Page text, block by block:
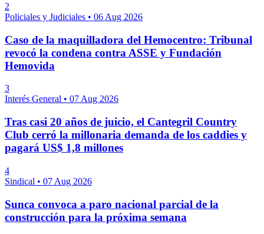
2
Policiales y Judiciales • 06 Aug 2026
Caso de la maquilladora del Hemocentro: Tribunal
revocó la condena contra ASSE y Fundación
Hemovida
3
Interés General • 07 Aug 2026
Tras casi 20 años de juicio, el Cantegril Country
Club cerró la millonaria demanda de los caddies y
pagará US$ 1,8 millones
4
Sindical • 07 Aug 2026
Sunca convoca a paro nacional parcial de la
construcción para la próxima semana